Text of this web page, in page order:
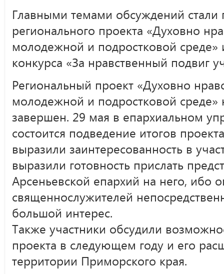
Главными темами обсуждений стали
регионального проекта «Духовно
молодежной и подростковой среде»
конкурса «За нравственный подвиг
Региональный проект «Духовно
молодежной и подростковой среде»
завершен. 29 мая в епархиальном
состоится подведение итогов
выразили заинтересованность в
выразили готовность прислать
Арсеньевской епархий на него, ибо
священнослужителей
большой интерес.
Также участники обсудили
проекта в следующем году и его
территории Приморского края.